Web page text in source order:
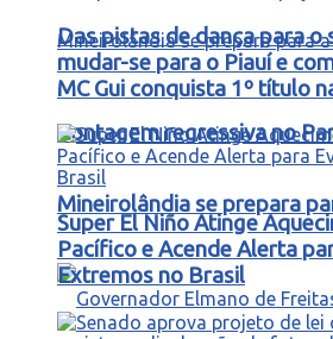
Contagem regressiva no
Mineirolândia se prepara
Das pistas de dança para o
mudar-se para o Piauí e
MC Gui conquista 1º título
Super El Niño Atinge
Pacífico e Acende Alerta
Extremos no Brasil